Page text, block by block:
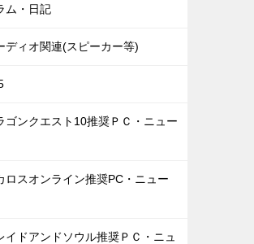
ム・日記
ディオ関連(スピーカー等)
ゴンクエスト10推奨ＰＣ・ニュー
ロスオンライン推奨PC・ニュー
イドアンドソウル推奨ＰＣ・ニュ